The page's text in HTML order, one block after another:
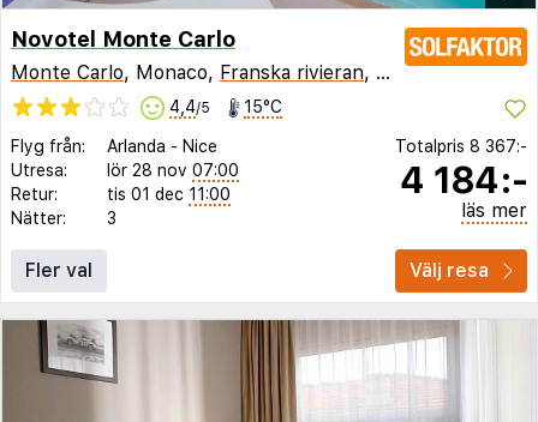
Novotel Monte Carlo
Monte Carlo, Monaco, Franska rivieran, Frankrike
4,4/5 15°C
Flyg från: Arlanda - Nice
Utresa:
lör 28 nov 07:00
Retur:
tis 01 dec 11:00
Nätter:
3
Totalpris 8 367:-
4 184:-
läs mer
Fler val Välj resa